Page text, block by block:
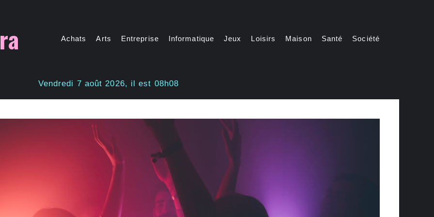
Achats Arts Entreprise Informatique Jeux Loisirs Maison Santé Société
Automatically
Version
2.1.0
Author:
Au
Docs:
https://atakanau.blogspot.com/2021/01/automatic-
Vendredi 7 août 2026, il est 08h08